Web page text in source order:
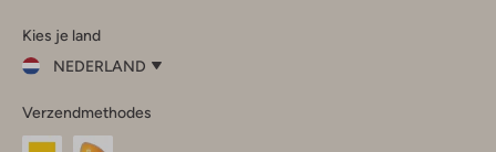
InstagramFacebook
Kies je land
NEDERLAND
je
land
Verzendmethodes